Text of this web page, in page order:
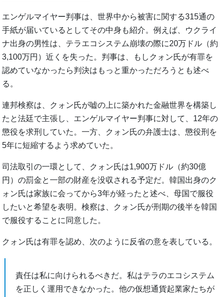
エンゲルマイヤー判事は、世界中から被害に関する315通の
手紙が届いているとしてその中身も紹介。例えば、ウクライ
ナ出身の男性は、テラエコシステム崩壊の際に20万ドル（約
3,100万円）近くを失った。判事は、もしクォン氏が有罪を
認めていなかったら判決はもっと重かっただろうとも述べ
る。
連邦検察は、クォン氏が嘘の上に築かれた金融世界を構築し
たと法廷で主張し、エンゲルマイヤー判事に対して、12年の
懲役を求刑していた。一方、クォン氏の弁護士は、懲役刑を
5年に短縮するよう求めていた。
司法取引の一環として、クォン氏は1,900万ドル（約30億
円）の罰金と一部の財産を没収される予定だ。韓国出身のク
ォン氏は家族に会ってから3年が経ったと述べ、母国で服役
したいと希望を表明。検察は、クォン氏が刑期の後半を韓国
で服役することに同意した。
クォン氏は有罪を認め、次のように反省の意を表している。
責任は私に向けられるべきだ。私はテラのエコシステム
を正しく運用できなかった。他の仮想通貨起業家たちが